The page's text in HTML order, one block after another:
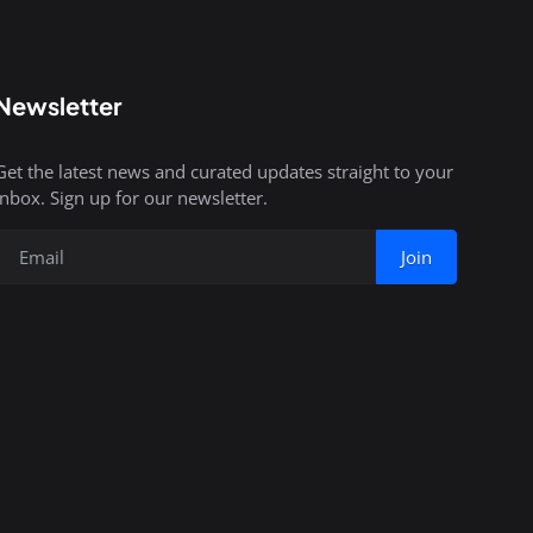
the latest news and curated updates straight to your
Sign up for our newsletter.
Join